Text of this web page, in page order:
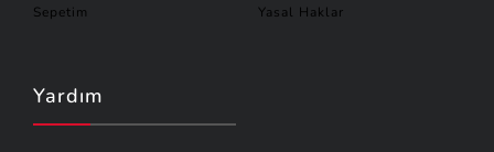
Sepetim Yasal Haklar
Yardım